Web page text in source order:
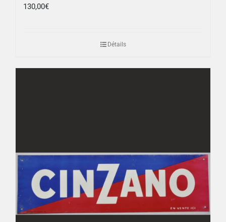
130,00€
Détails